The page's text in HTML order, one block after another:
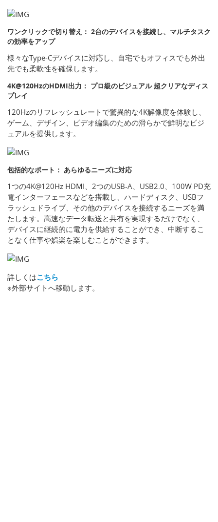
ワンクリックで切り替え： 2台のデバイスを接続し、マルチタスク
の効率をアップ
様々なType-Cデバイスに対応し、自宅でもオフィスでも外出
先でも柔軟性を確保します。
4K@120HzのHDMI出力： プロ級のビジュアル 超クリアなディス
プレイ
120Hzのリフレッシュレートで驚異的な4K解像度を体験し、
ゲーム、デザイン、ビデオ編集のための滑らかで鮮明なビジ
ュアルを提供します。
包括的なポート： あらゆるニーズに対応
1つの4K@120Hz HDMI、2つのUSB-A、USB2.0、100W PD充
電インターフェースなどを搭載し、ハードディスク、USBフ
ラッシュドライブ、その他のデバイスを接続するニーズを満
たします。高速なデータ転送と共有を実現するだけでなく、
デバイスに継続的に電力を供給することができ、中断するこ
となく仕事や娯楽を楽しむことができます。
詳しくはこちら
※外部サイトへ移動します。